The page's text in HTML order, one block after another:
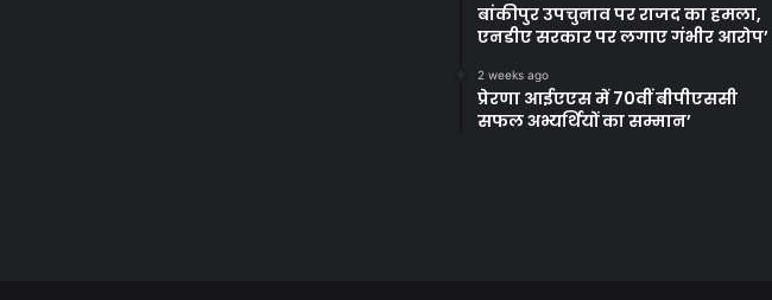
बांकीपुर उपचुनाव पर राजद का हमला,
एनडीए सरकार पर लगाए गंभीर आरोप’
2 weeks ago
प्रेरणा आईएएस में 70वीं बीपीएससी
सफल अभ्यर्थियों का सम्मान’